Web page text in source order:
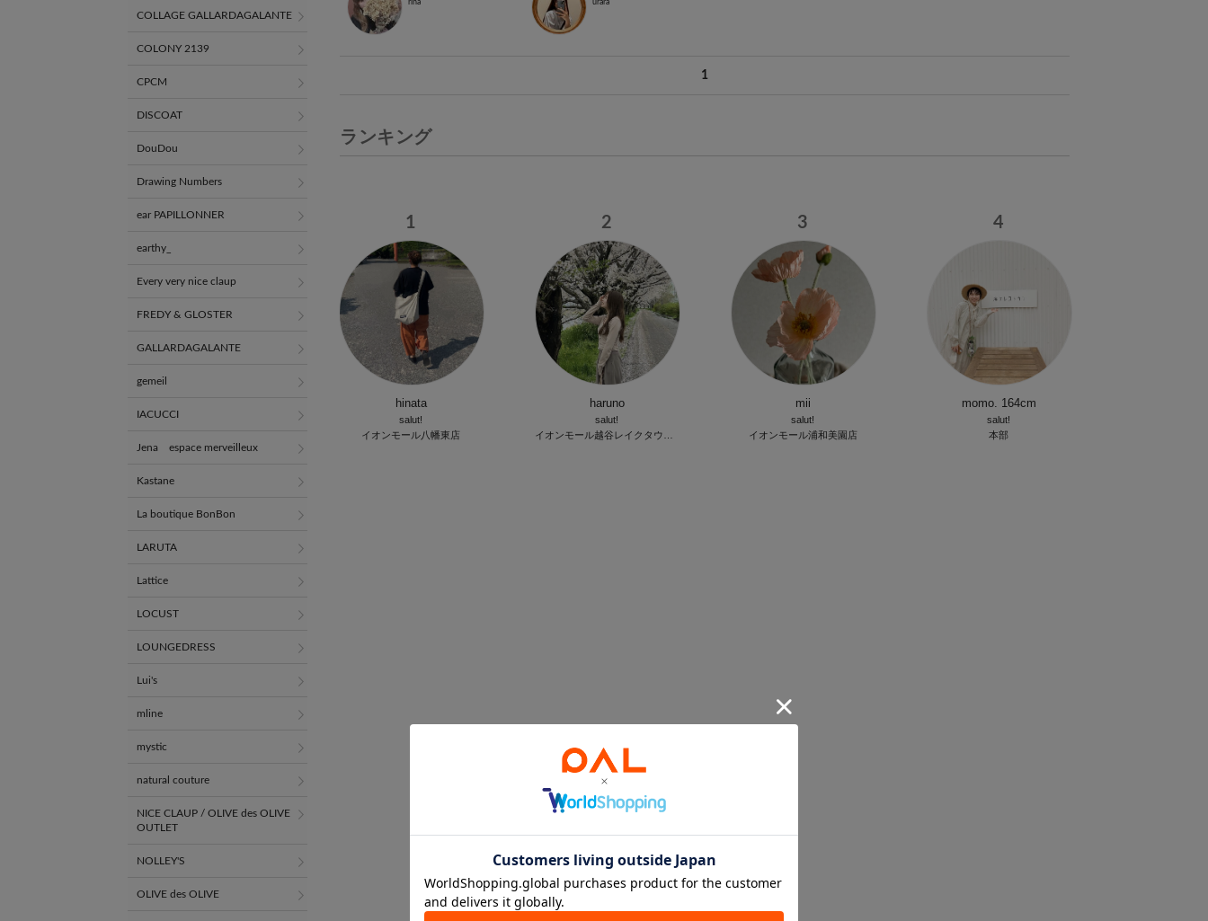
rina
urara
1
ランキング
1
hinata
salut!
イオンモール八幡東店
2
haruno
salut!
3
mii
salut!
イオンモール浦和美園店
4
momo. 164cm
salut!
本部
COLLAGE GALLARDAGALANTE
COLONY 2139
CPCM
DISCOAT
DouDou
Drawing Numbers
ear PAPILLONNER
earthy_
Every very nice claup
FREDY & GLOSTER
GALLARDAGALANTE
gemeil
IACUCCI
Jena espace merveilleux
Kastane
La boutique BonBon
LARUTA
Lattice
LOCUST
LOUNGEDRESS
Lui's
mline
mystic
natural couture
NICE CLAUP / OLIVE des OLIVE
OUTLET
NOLLEY'S
OLIVE des OLIVE